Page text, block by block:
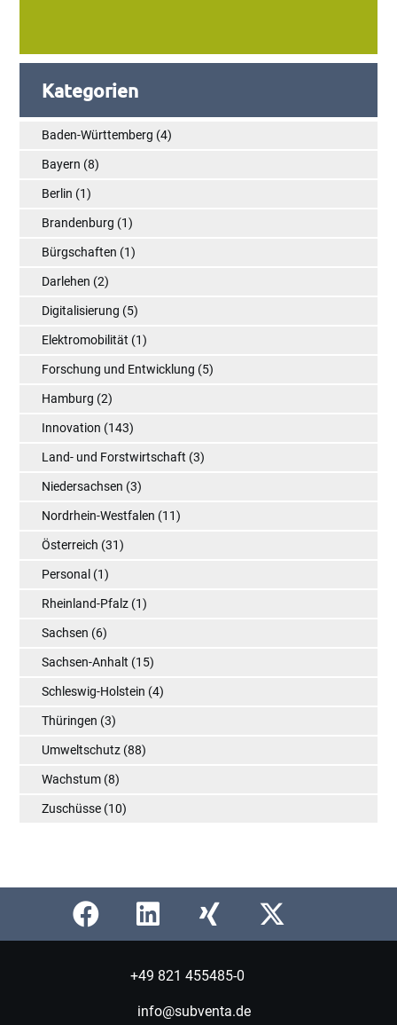
Kategorien
Baden-Württemberg (4)
Bayern (8)
Berlin (1)
Brandenburg (1)
Bürgschaften (1)
Darlehen (2)
Digitalisierung (5)
Elektromobilität (1)
Forschung und Entwicklung (5)
Hamburg (2)
Innovation (143)
Land- und Forstwirtschaft (3)
Niedersachsen (3)
Nordrhein-Westfalen (11)
Österreich (31)
Personal (1)
Rheinland-Pfalz (1)
Sachsen (6)
Sachsen-Anhalt (15)
Schleswig-Holstein (4)
Thüringen (3)
Umweltschutz (88)
Wachstum (8)
Zuschüsse (10)
+49 821 455485-0
info@subventa.de